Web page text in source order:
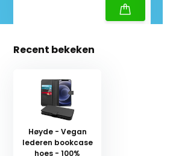
Recent bekeken
Høyde - Vegan
lederen bookcase
hoes - 100%